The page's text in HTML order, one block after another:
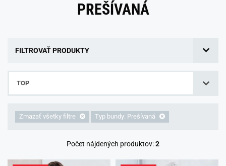
PREŠÍVANÁ
FILTROVAŤ PRODUKTY
TOP
Zmazať všetky filtre Typ bundy: Prešívaná
Počet nájdených produktov:2